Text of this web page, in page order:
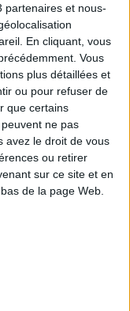
partenaires et nous-
En cliquant, vous
Vous
plus détaillées et
ou pour refuser de
que certains
ne pas
avez le droit de vous
ou retirer
sur ce site et en
de la page Web.
.
& Gabbana, € 56 on